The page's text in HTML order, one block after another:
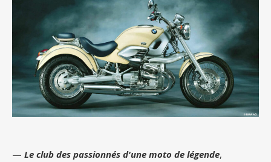
— Le club des passionnés d'une moto de légende,